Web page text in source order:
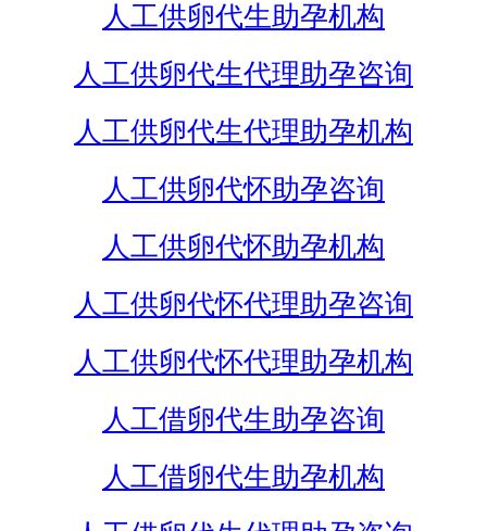
人工供卵代生助孕机构
人工供卵代生代理助孕咨询
人工供卵代生代理助孕机构
人工供卵代怀助孕咨询
人工供卵代怀助孕机构
人工供卵代怀代理助孕咨询
人工供卵代怀代理助孕机构
人工借卵代生助孕咨询
人工借卵代生助孕机构